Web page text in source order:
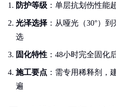
防护等级 ：单层抗划伤性能
光泽选择 ：从哑光（30°）
选
固化特性 ：48小时完全固
施工要点 ：需专用稀释剂，
遍